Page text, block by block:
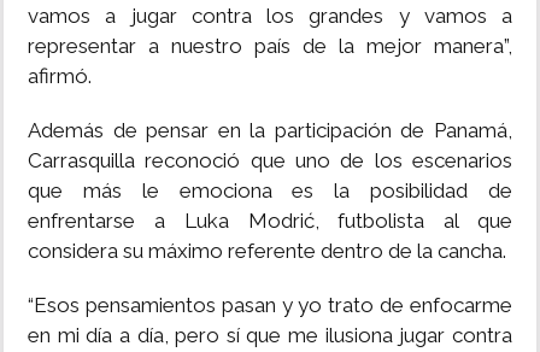
vamos a jugar contra los grandes y vamos a
representar a nuestro país de la mejor manera”,
afirmó.
Además de pensar en la participación de Panamá,
Carrasquilla reconoció que uno de los escenarios
que más le emociona es la posibilidad de
enfrentarse a Luka Modrić, futbolista al que
considera su máximo referente dentro de la cancha.
“Esos pensamientos pasan y yo trato de enfocarme
en mi día a día, pero sí que me ilusiona jugar contra